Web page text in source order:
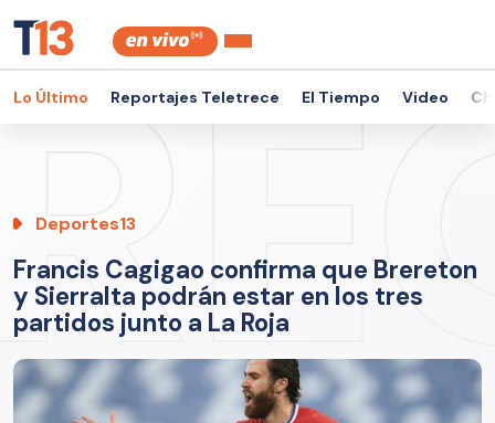
Lo Último Reportajes Teletrece El Tiempo Video
Deportes13
Francis Cagigao confirma que Brereton
y Sierralta podrán estar en los tres
partidos junto a La Roja